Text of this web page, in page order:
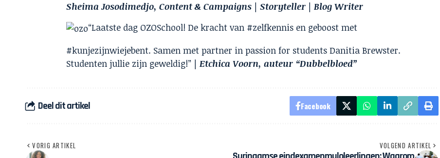
Sheima Josodimedjo, Content & Campaigns | Storyteller | Blog Writer
“Laatste dag OZOSchool! De kracht van #zelfkennis en geboost met
#kunjezijnwiejebent. Samen met partner in passion for students Danitia Brewster.
Studenten jullie zijn geweldig!” | Etchica Voorn, auteur “Dubbelbloed”
Deel dit artikel Facebook
VORIG ARTIKEL VOLGEND ARTIKEL